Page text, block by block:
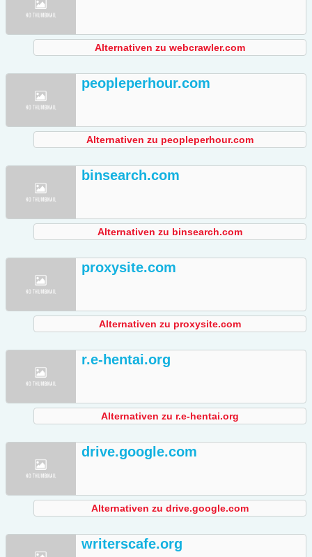
Alternativen zu webcrawler.com
peopleperhour.com
Alternativen zu peopleperhour.com
binsearch.com
Alternativen zu binsearch.com
proxysite.com
Alternativen zu proxysite.com
r.e-hentai.org
Alternativen zu r.e-hentai.org
drive.google.com
Alternativen zu drive.google.com
writerscafe.org